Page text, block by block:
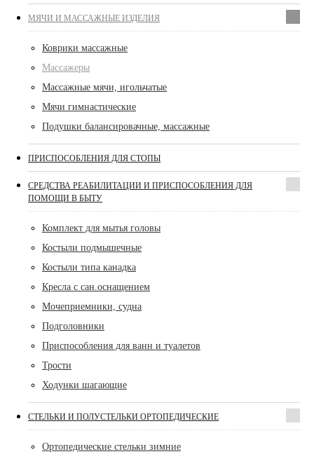
МЯЧИ И МАССАЖНЫЕ ИЗДЕЛИЯ
Коврики массажные
Массажеры
Массажные мячи, игольчатые
Мячи гимнастические
Подушки балансировачные, массажные
ПРИСПОСОБЛЕНИЯ ДЛЯ СТОПЫ
СРЕДСТВА РЕАБИЛИТАЦИИ И ПРИСПОСОБЛЕНИЯ ДЛЯ
ПОМОЩИ В БЫТУ
Комплект для мытья головы
Костыли подмышечные
Костыли типа канадка
Кресла с сан.оснащением
Мочеприемники, судна
Подголовники
Приспособления для ванн и туалетов
Трости
Ходунки шагающие
СТЕЛЬКИ И ПОЛУСТЕЛЬКИ ОРТОПЕДИЧЕСКИЕ
Ортопедические стельки зимние